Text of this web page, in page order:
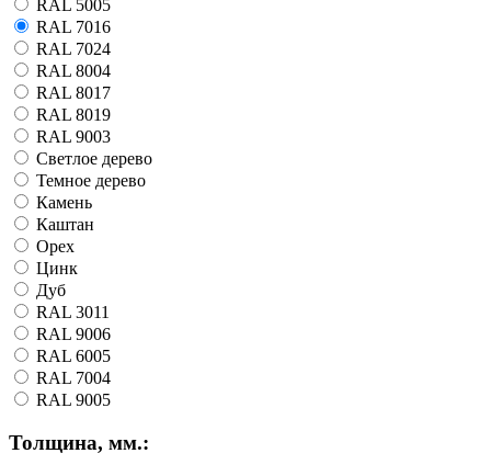
RAL 5005
RAL 7016
RAL 7024
RAL 8004
RAL 8017
RAL 8019
RAL 9003
Светлое дерево
Темное дерево
Камень
Каштан
Орех
Цинк
Дуб
RAL 3011
RAL 9006
RAL 6005
RAL 7004
RAL 9005
Толщина, мм.: